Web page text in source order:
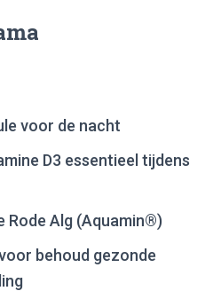
voor de nacht
D3 essentieel tijdens
Rode Alg (Aquamin®)
behoud gezonde